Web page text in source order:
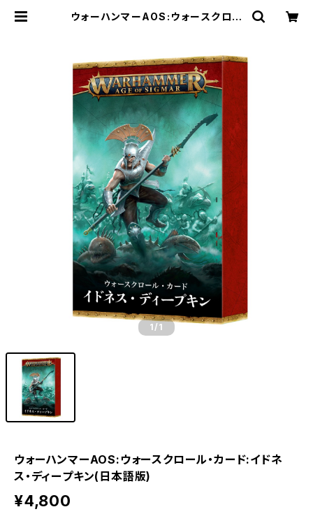
ウォーハンマーAOS:ウォースクロー
ゲームショップ
1 /1
ウォーハンマーAOS:ウォースクロール・カード:イドネ
ス・ディープキン(日本語版)
¥4,800